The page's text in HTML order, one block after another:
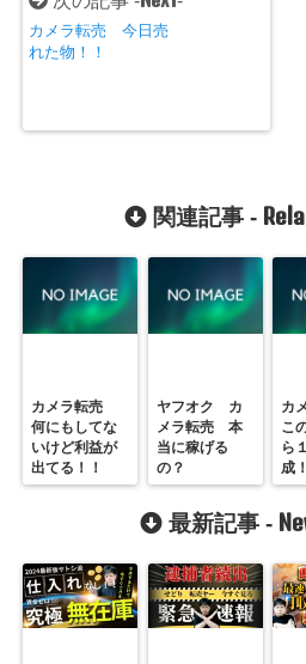
カメラ転売 今日売
れた物！！
関連記事 -
カメラ転売
何にもしてな
いけど利益が
出てる！！
ヤフオク カ
メラ転売 本
当に稼げる
の？
カ
こ
ら
成
最新記事 -